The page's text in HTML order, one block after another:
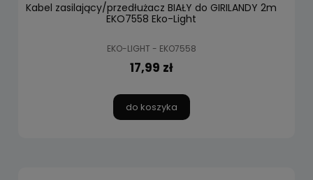
Kabel zasilający/przedłużacz BIAŁY do GIRILANDY 2m
EKO7558 Eko-Light
EKO-LIGHT - EKO7558
17,99 zł
do koszyka